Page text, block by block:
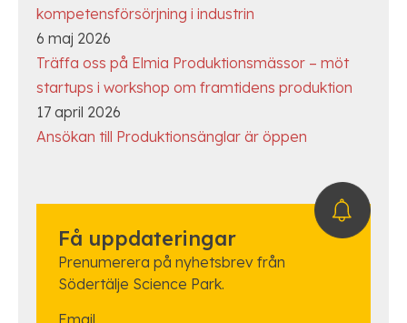
kompetensförsörjning i industrin
6 maj 2026
Träffa oss på Elmia Produktionsmässor – möt
startups i workshop om framtidens produktion
17 april 2026
Ansökan till Produktionsänglar är öppen
Få uppdateringar
Prenumerera på nyhetsbrev från
Södertälje Science Park.